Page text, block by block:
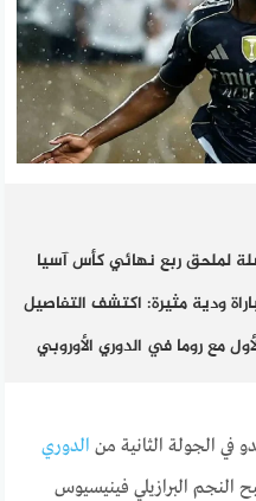
لملحق ربع نهائي كأس آسيا
ودية مثيرة: اكتشف التفاصيل
مع روما في الدوري الأوروبي
في الجولة الثانية من الدوري
البرازيلي فينيسيوس